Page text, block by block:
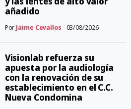
añadido
Por Jaime Cevallos - 03/08/2026
Visionlab refuerza su
apuesta por la audiología
con la renovación de su
establecimiento en el C.C.
Nueva Condomina